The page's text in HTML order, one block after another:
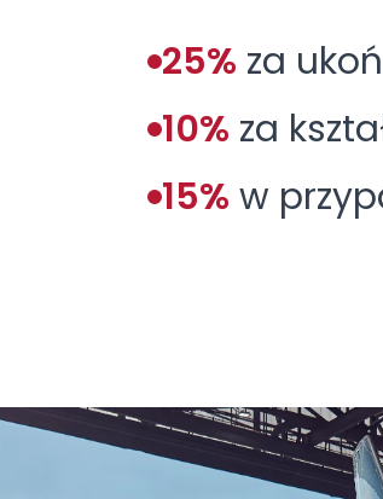
25% za
10% za
15% w